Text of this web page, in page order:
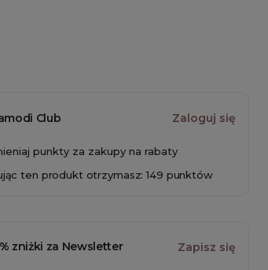
Club Zaloguj się
punkty za zakupy na rabaty
ten produkt otrzymasz: 149 punktów
zniżki za Newsletter Zapisz się